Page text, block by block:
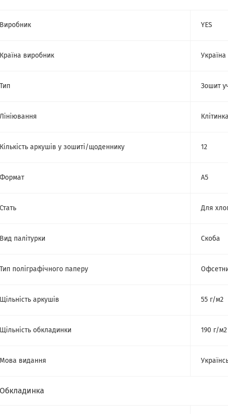
Виробник YES
Країна виробник Україна
Тип Зошит
Лініювання Клітинка
Кількість аркушів у зошиті/щоденнику 12
Формат A5
Стать Для
Вид палітурки Скоба
Тип поліграфічного паперу
Щільність аркушів 55 г/м2
Щільність обкладинки 190 г/м2
Мова видання
Обкладинка